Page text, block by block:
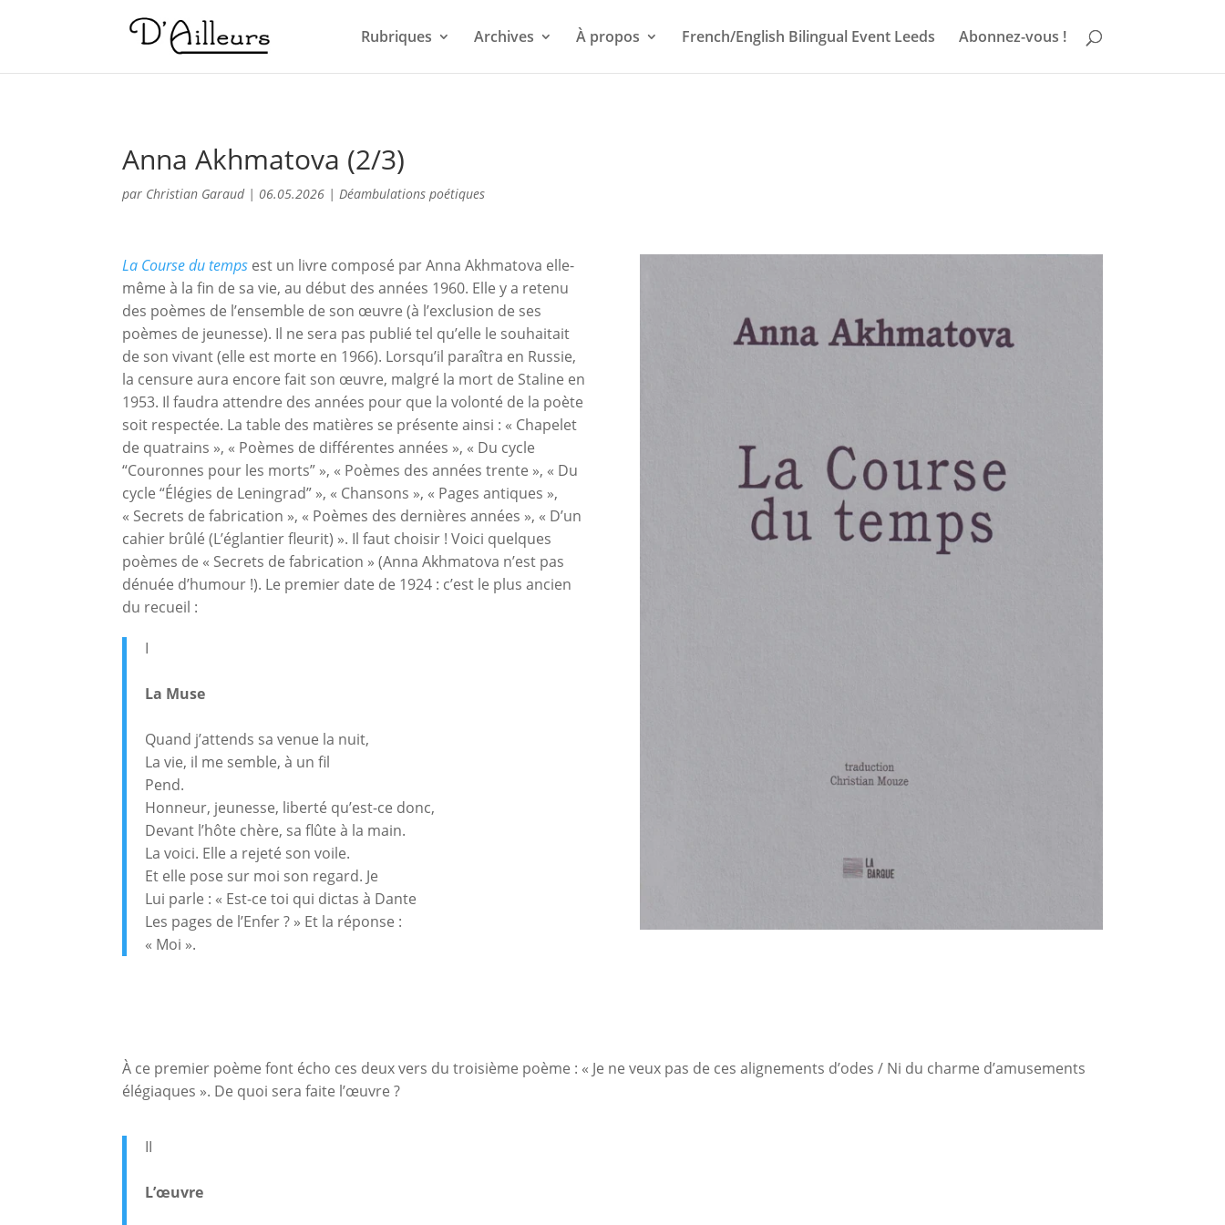
Rubriques Archives À propos French/English Bilingual Event Leeds Abonnez-vous !
Anna Akhmatova (2/3)
par Christian Garaud| 06.05.2026 | Déambulations poétiques
La Course du temps est un livre composé par Anna Akhmatova elle-
même à la fin de sa vie, au début des années 1960. Elle y a retenu
des poèmes de l’ensemble de son œuvre (à l’exclusion de ses
poèmes de jeunesse). Il ne sera pas publié tel qu’elle le souhaitait
de son vivant (elle est morte en 1966). Lorsqu’il paraîtra en Russie,
la censure aura encore fait son œuvre, malgré la mort de Staline en
1953. Il faudra attendre des années pour que la volonté de la poète
soit respectée. La table des matières se présente ainsi : « Chapelet
de quatrains », « Poèmes de différentes années », « Du cycle
“Couronnes pour les morts” », « Poèmes des années trente », « Du
cycle “Élégies de Leningrad” », « Chansons », « Pages antiques »,
« Secrets de fabrication », « Poèmes des dernières années », « D’un
cahier brûlé (L’églantier fleurit) ». Il faut choisir ! Voici quelques
poèmes de « Secrets de fabrication » (Anna Akhmatova n’est pas
dénuée d’humour !). Le premier date de 1924 : c’est le plus ancien
du recueil :
I
La Muse
Quand j’attends sa venue la nuit,
La vie, il me semble, à un fil
Pend.
Honneur, jeunesse, liberté qu’est-ce donc,
Devant l’hôte chère, sa flûte à la main.
La voici. Elle a rejeté son voile.
Et elle pose sur moi son regard. Je
Lui parle : « Est-ce toi qui dictas à Dante
Les pages de l’Enfer ? » Et la réponse :
« Moi ».
À ce premier poème font écho ces deux vers du troisième poème : « Je ne veux pas de ces alignements d’odes / Ni du charme d’amusements
élégiaques ». De quoi sera faite l’œuvre ?
II
L’œuvre